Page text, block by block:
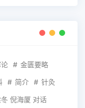
金匮要略
简介 针灸
倪海厦 对话